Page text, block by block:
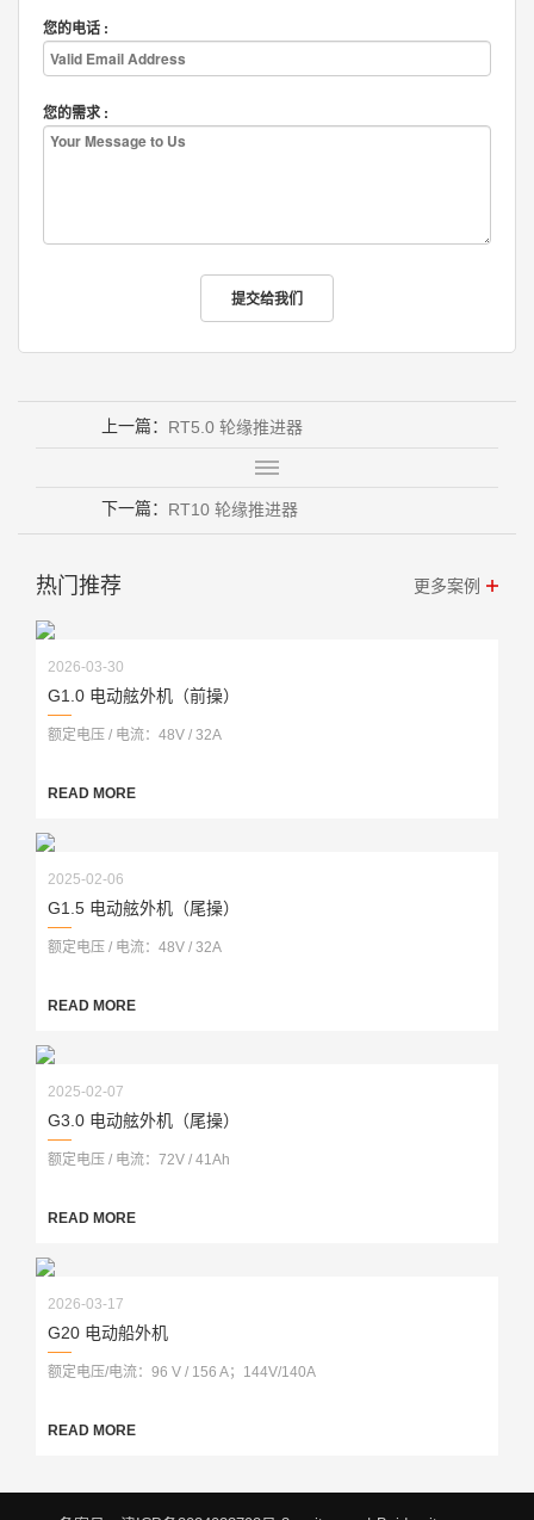
您的电话 :
您的需求 :
上一篇： RT5.0 轮缘推进器
下一篇： RT10 轮缘推进器
热门推荐 更多案例
2026-03-30
G1.0 电动舷外机（前操）
额定电压 / 电流：48V / 32A
READ MORE
2025-02-06
G1.5 电动舷外机（尾操）
额定电压 / 电流：48V / 32A
READ MORE
2025-02-07
G3.0 电动舷外机（尾操）
额定电压 / 电流：72V / 41Ah
READ MORE
2026-03-17
G20 电动船外机
额定电压/电流：96 V / 156 A；144V/140A
READ MORE